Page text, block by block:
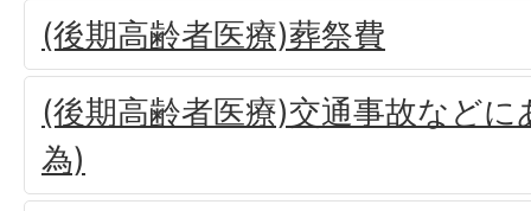
(後期高齢者医療)葬祭費
(後期高齢者医療)交通事故など
為)